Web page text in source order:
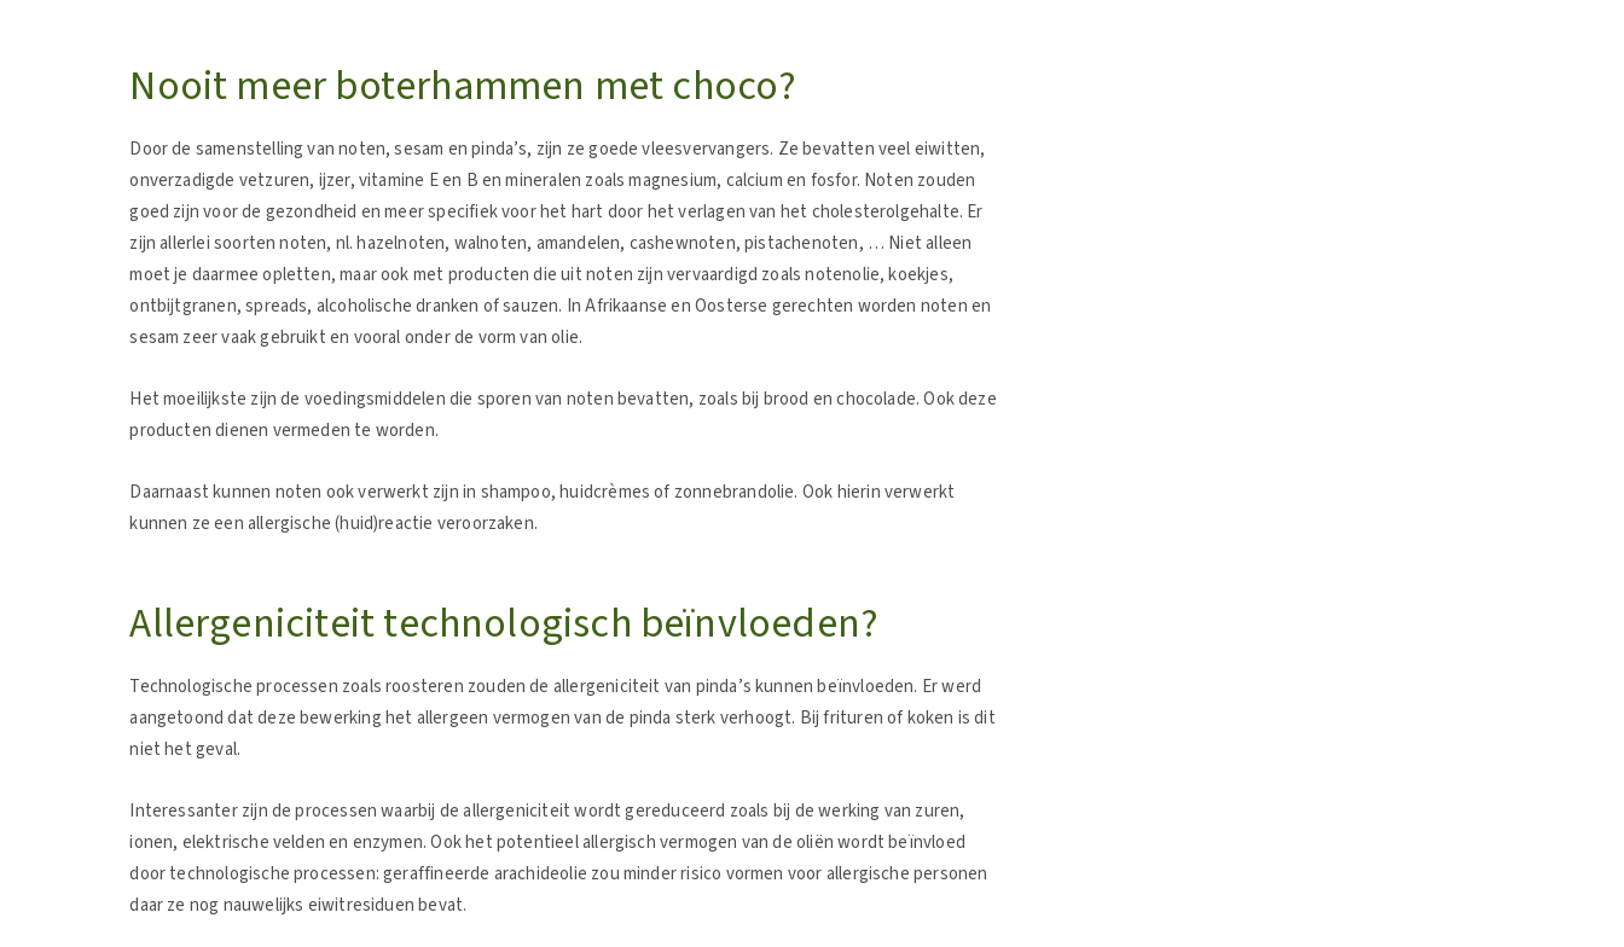
Nooit meer boterhammen met choco?
Door de samenstelling van noten, sesam en pinda’s, zijn ze goede vleesvervangers. Ze bevatten veel eiwitten,
onverzadigde vetzuren, ijzer, vitamine E en B en mineralen zoals magnesium, calcium en fosfor. Noten zouden
goed zijn voor de gezondheid en meer specifiek voor het hart door het verlagen van het cholesterolgehalte. Er
zijn allerlei soorten noten, nl. hazelnoten, walnoten, amandelen, cashewnoten, pistachenoten, … Niet alleen
moet je daarmee opletten, maar ook met producten die uit noten zijn vervaardigd zoals notenolie, koekjes,
ontbijtgranen, spreads, alcoholische dranken of sauzen. In Afrikaanse en Oosterse gerechten worden noten en
sesam zeer vaak gebruikt en vooral onder de vorm van olie.
Het moeilijkste zijn de voedingsmiddelen die sporen van noten bevatten, zoals bij brood en chocolade. Ook deze
producten dienen vermeden te worden.
Daarnaast kunnen noten ook verwerkt zijn in shampoo, huidcrèmes of zonnebrandolie. Ook hierin verwerkt
kunnen ze een allergische (huid)reactie veroorzaken.
Allergeniciteit technologisch beïnvloeden?
Technologische processen zoals roosteren zouden de allergeniciteit van pinda’s kunnen beïnvloeden. Er werd
aangetoond dat deze bewerking het allergeen vermogen van de pinda sterk verhoogt. Bij frituren of koken is dit
niet het geval.
Interessanter zijn de processen waarbij de allergeniciteit wordt gereduceerd zoals bij de werking van zuren,
ionen, elektrische velden en enzymen. Ook het potentieel allergisch vermogen van de oliën wordt beïnvloed
door technologische processen: geraffineerde arachideolie zou minder risico vormen voor allergische personen
daar ze nog nauwelijks eiwitresiduen bevat.